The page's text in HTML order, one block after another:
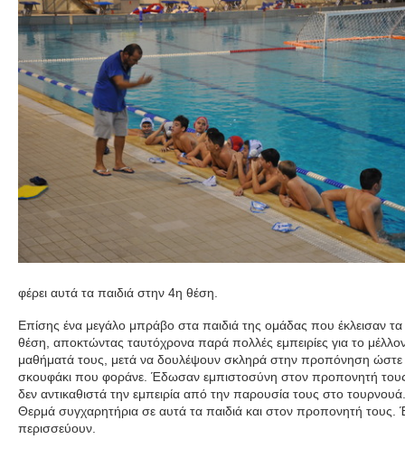
φέρει αυτά τα παιδιά στην 4η θέση.
Επίσης ένα μεγάλο μπράβο στα παιδιά της ομάδας που έκλεισαν
θέση, αποκτώντας ταυτόχρονα παρά πολλές εμπειρίες για το
μαθήματά τους, μετά να δουλέψουν σκληρά στην προπόνηση ώστε
σκουφάκι που φοράνε. Έδωσαν εμπιστοσύνη στον προπονητή
δεν αντικαθιστά την εμπειρία από την παρουσία τους στο τουρνουά.
Θερμά συγχαρητήρια σε αυτά τα παιδιά και στον προπονητή τους.
περισσεύουν.